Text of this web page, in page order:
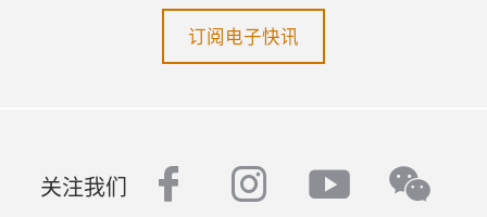
订阅电子快讯
关注我们 facebook
instagram
youtube